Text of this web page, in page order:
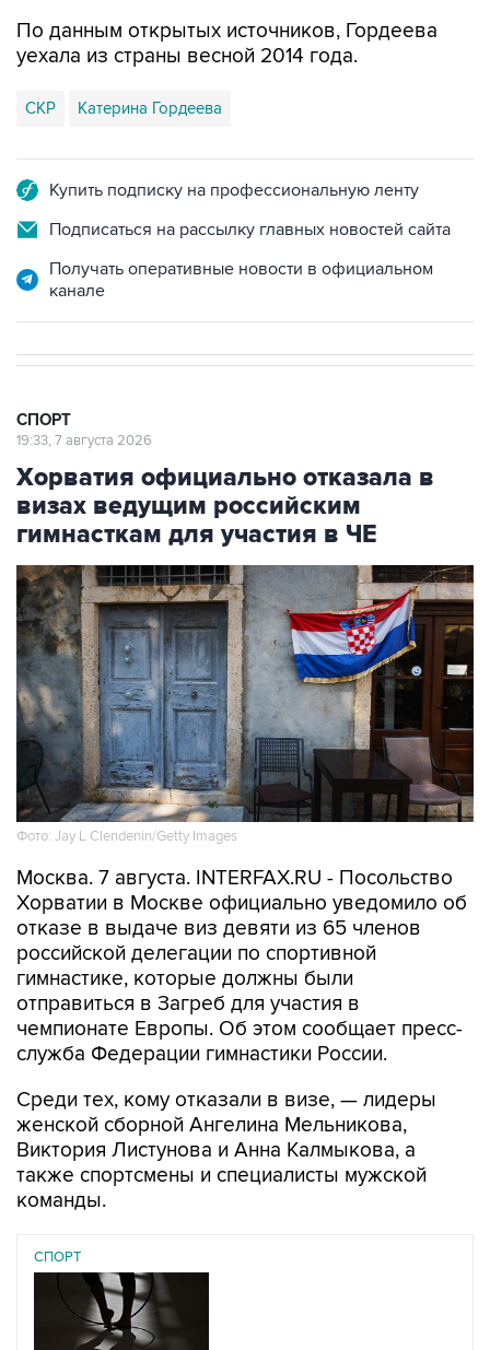
По данным открытых источников, Гордеева
уехала из страны весной 2014 года.
СКР Катерина Гордеева
Купить подписку на профессиональную ленту
Подписаться на рассылку главных новостей сайта
Получать оперативные новости в официальном
канале
СПОРТ
19:33, 7 августа 2026
Хорватия официально отказала в
визах ведущим российским
гимнасткам для участия в ЧЕ
Фото: Jay L Clendenin/Getty Images
Москва. 7 августа. INTERFAX.RU - Посольство
Хорватии в Москве официально уведомило об
отказе в выдаче виз девяти из 65 членов
российской делегации по спортивной
гимнастике, которые должны были
отправиться в Загреб для участия в
чемпионате Европы. Об этом сообщает пресс-
служба Федерации гимнастики России.
Среди тех, кому отказали в визе, — лидеры
женской сборной Ангелина Мельникова,
Виктория Листунова и Анна Калмыкова, а
также спортсмены и специалисты мужской
команды.
СПОРТ